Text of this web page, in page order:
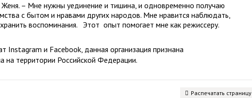
– Мне нужны уединение и тишина, и одновременно получаю
с бытом и нравами других народов. Мне нравится наблюдать,
воспоминания. Этот опыт помогает мне как режиссеру.
Instagram и Facebook, данная организация признана
на территории Российской Федерации.
Распечатать страницу